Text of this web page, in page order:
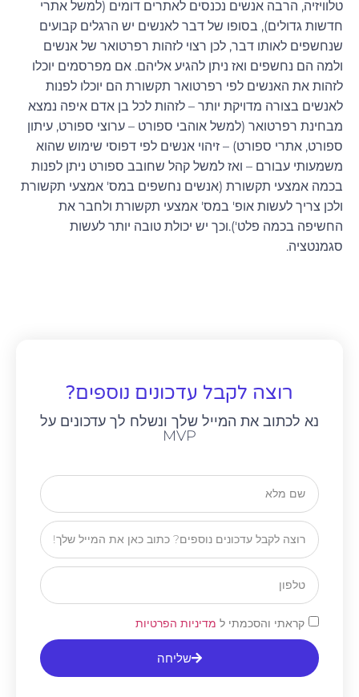
טלוויזיה, הרבה אנשים נכנסים לאתרים דומים (למשל אתרי
חדשות גדולים), בסופו של דבר לאנשים יש הרגלים קבועים
שנחשפים לאותו דבר, לכן רצוי לזהות רפרטואר של אנשים
ולמה הם נחשפים ואז ניתן להגיע אליהם. אם מפרסמים יוכלו
לזהות את האנשים לפי רפרטואר תקשורת הם יוכלו לפנות
לאנשים בצורה מדויקת יותר – לזהות לכל בן אדם איפה נמצא
מבחינת רפרטואר (למשל אוהבי ספורט – ערוצי ספורט, עיתון
ספורט, אתרי ספורט) – זיהוי אנשים לפי דפוסי שימוש שהוא
משמעותי עבורם – ואז למשל קהל שחובב ספורט ניתן לפנות
בכמה אמצעי תקשורת (אנשים נחשפים במס' אמצעי תקשורת
ולכן צריך לעשות אופ' במס' אמצעי תקשורת ולחבר את
החשיפה בכמה פלט').וכך יש יכולת טובה יותר לעשות
סגמנטציה.
רוצה לקבל עדכונים נוספים?
נא לכתוב את המייל שלך ונשלח לך עדכונים על
MVP
קראתי והסכמתי ל מדיניות הפרטיות
שליחה